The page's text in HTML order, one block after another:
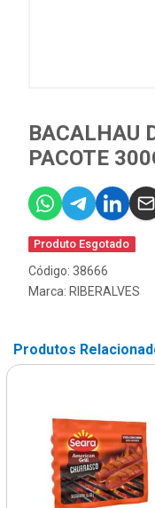
BACALHAU
PACOTE
Produto Esgotado
Código: 38666
Marca: RIBERALVES
Produtos